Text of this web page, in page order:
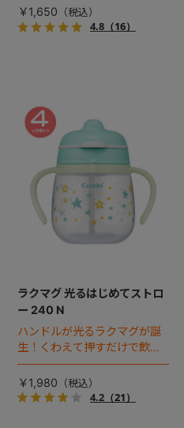
飲みにチャレンジ！
￥1,650
4.8（16）
ラクマグ 光るはじめてストロ
ー 240 N
ハンドルが光るラクマグが誕
生！くわえて押すだけで飲み
物が出る、はじめてストロ
ー。
￥1,980
4.2（21）